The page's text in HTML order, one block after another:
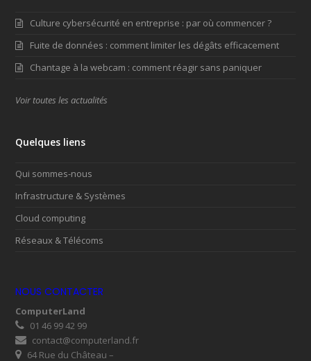
Culture cybersécurité en entreprise : par où commencer ?
Fuite de données : comment limiter les dégâts efficacement
Chantage à la webcam : comment réagir sans paniquer
Voir toutes les actualités
Quelques liens
Qui sommes-nous
Infrastructure & Systèmes
Cloud computing
Réseaux & Télécoms
NOUS CONTACTER
ComputerLand
01 46 99 42 99
contact@computerland.fr
64 Rue du Château –